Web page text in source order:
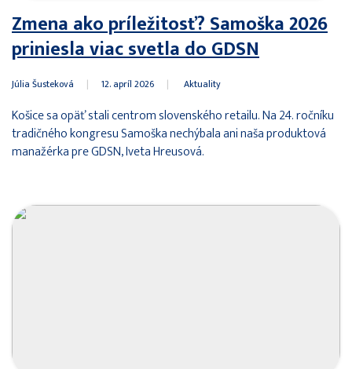
Zmena ako príležitosť? Samoška 2026
priniesla viac svetla do GDSN
Júlia Šusteková | 12. apríl 2026 | Aktuality
Košice sa opäť stali centrom slovenského retailu. Na 24. ročníku
tradičného kongresu Samoška nechýbala ani naša produktová
manažérka pre GDSN, Iveta Hreusová.